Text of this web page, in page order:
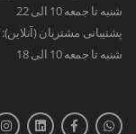
شنبه تا جمعه 10 الی 22
پشتیبانی مشتریان (آنلاین):
شنبه تا جمعه 10 الی 18